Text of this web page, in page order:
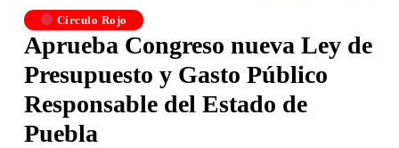
Círculo Rojo
Aprueba Congreso nueva Ley de
Presupuesto y Gasto Público
Responsable del Estado de
Puebla